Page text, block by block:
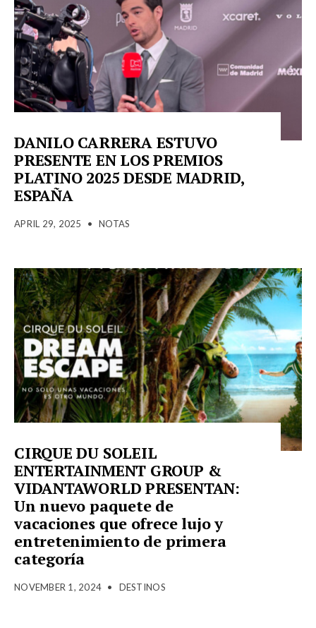
DANILO CARRERA ESTUVO
PRESENTE EN LOS PREMIOS
PLATINO 2025 DESDE MADRID,
ESPAÑA
APRIL 29, 2025 • NOTAS
CIRQUE DU SOLEIL
ENTERTAINMENT GROUP &
VIDANTAWORLD PRESENTAN:
Un nuevo paquete de
vacaciones que ofrece lujo y
entretenimiento de primera
categoría
NOVEMBER 1, 2024 • DESTINOS